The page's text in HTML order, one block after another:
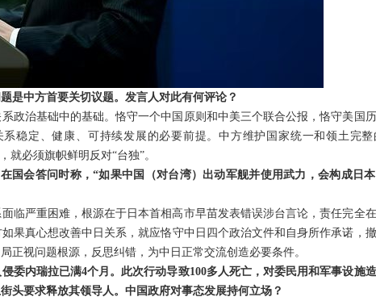
是中方首要关切议题。发言人对此有何评论？
政治基础中的基础。恪守一个中国原则和中美三个联合公报，恪守美国
稳定、健康、可持续发展的必要前提。中方维护国家统一和领土完整
就必须旗帜鲜明反对“台独”。
国会答问时称，“如果中国（对台湾）出动军舰并使用武力，会构成日
临严重困难，根源在于日本首相高市早苗发表错误涉台言论，责任完全
果真心想改善中日关系，就应恪守中日四个政治文件和自身所作承诺，撤
正视问题根源，反思纠错，为中日正常交流创造必要条件。
委内瑞拉已满4个月。此次行动导致100多人死亡，对委民用和军事设施
头要求释放其领导人。中国政府对事态发展持何立场？